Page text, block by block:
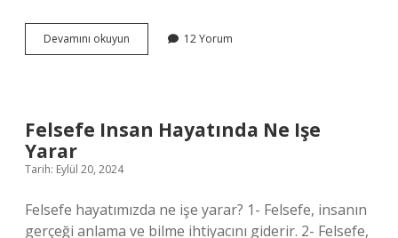
Devamını okuyun
Boyası
12 Yorum
Felsefe Insan Hayatında Ne Işe
Yarar
Tarih: Eylül 20, 2024
Felsefe hayatımızda ne işe yarar? 1- Felsefe, insanın
gerçeği anlama ve bilme ihtiyacını giderir. 2- Felsefe,